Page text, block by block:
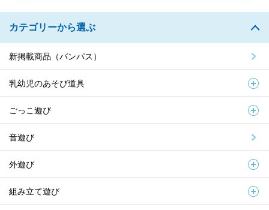
カテゴリーから選ぶ
新掲載商品（バンパス）
乳幼児のあそび道具
ごっこ遊び
音遊び
外遊び
組み立て遊び